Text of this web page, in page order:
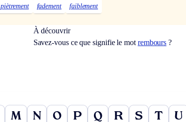
piètrement fadement faiblement
À découvrir
Savez-vous ce que signifie le mot rembours ?
M N O P Q R S T U